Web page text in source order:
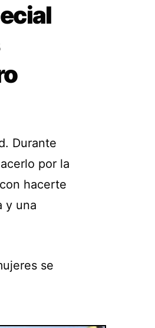
Durante
por la
hacerte
y una
se